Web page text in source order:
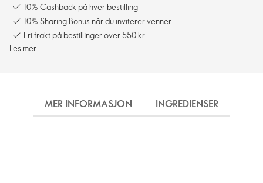
10% Cashback på hver bestilling
10% Sharing Bonus når du inviterer venner
Fri frakt på bestillinger over 550 kr
Les mer
MER INFORMASJON INGREDIENSER